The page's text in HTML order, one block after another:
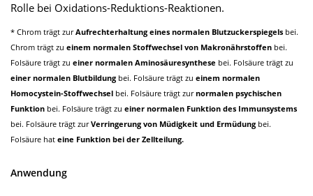
Rolle bei Oxidations-Reduktions-Reaktionen.
* Chrom trägt zurAufrechterhaltung eines normalen Blutzuckerspiegels bei.
Chrom trägt zu einem normalen Stoffwechsel von Makronährstoffen bei.
Folsäure trägt zu einer normalen Aminosäuresynthese bei. Folsäure trägt zu
einer normalen Blutbildung bei. Folsäure trägt zu einem normalen
Homocystein-Stoffwechsel bei. Folsäure trägt zurnormalen psychischen
Funktion bei. Folsäure trägt zu einer normalen Funktion des Immunsystems
bei. Folsäure trägt zurVerringerung von Müdigkeit und Ermüdung bei.
Folsäure hat eine Funktion bei der Zellteilung.
Anwendung